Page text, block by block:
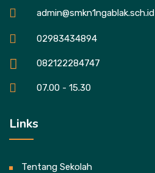
admin@smkn1ngablak.sch.id
02983434894
082122284747
07.00 - 15.30
Links
Tentang Sekolah